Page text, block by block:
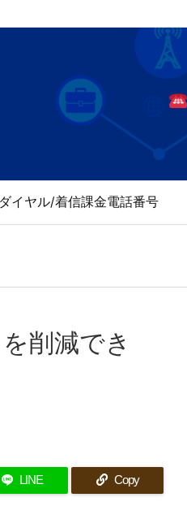
イヤル/着信課金電話番号
削減でき
LINE Copy